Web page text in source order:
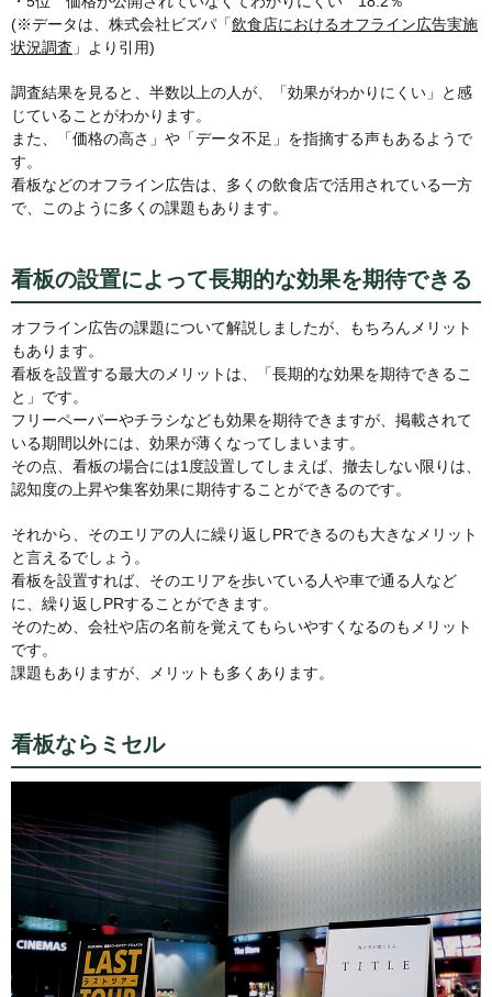
(※データは、株式会社ビズパ「飲食店におけるオフライン広告実施
状況調査 」より引用)
調査結果を見ると、半数以上の人が、「効果がわかりにくい」と感
じていることがわかります。
また、「価格の高さ」や「データ不足」を指摘する声もあるようで
す。
看板などのオフライン広告は、多くの飲食店で活用されている一方
で、このように多くの課題もあります。
看板の設置によって長期的な効果を期待できる
オフライン広告の課題について解説しましたが、もちろんメリット
もあります。
看板を設置する最大のメリットは、「長期的な効果を期待できるこ
と」です。
フリーペーパーやチラシなども効果を期待できますが、掲載されて
いる期間以外には、効果が薄くなってしまいます。
その点、看板の場合には1度設置してしまえば、撤去しない限りは、
認知度の上昇や集客効果に期待することができるのです。
それから、そのエリアの人に繰り返しPRできるのも大きなメリット
と言えるでしょう。
看板を設置すれば、そのエリアを歩いている人や車で通る人など
に、繰り返しPRすることができます。
そのため、会社や店の名前を覚えてもらいやすくなるのもメリット
です。
課題もありますが、メリットも多くあります。
看板ならミセル